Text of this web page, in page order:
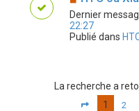
Dernier
22:27
Publié dans
La recherche a
Page sur
1 2